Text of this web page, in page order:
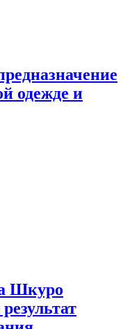
одежде и
Шкуро